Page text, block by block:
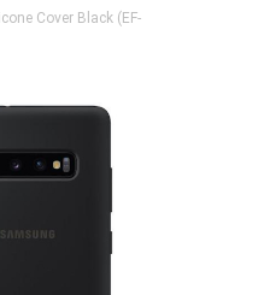
Cover Black (EF-